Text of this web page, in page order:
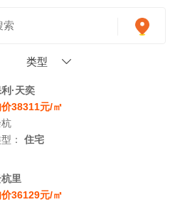
类型
·天奕
38311元/㎡
型：住宅
里
36129元/㎡